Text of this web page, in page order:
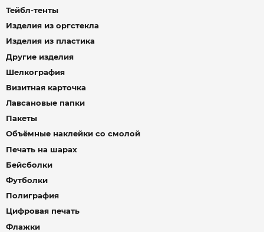
Тейбл-тенты
Изделия из оргстекла
Изделия из пластика
Другие изделия
Шелкография
Визитная карточка
Лавсановые папки
Пакеты
Объёмные наклейки со смолой
Печать на шарах
Бейсболки
Футболки
Полиграфия
Цифровая печать
Флажки